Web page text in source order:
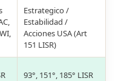
Estrategico /
Estabilidad /
Acciones USA (Art
151 LISR)
93°, 151°, 185° LISR